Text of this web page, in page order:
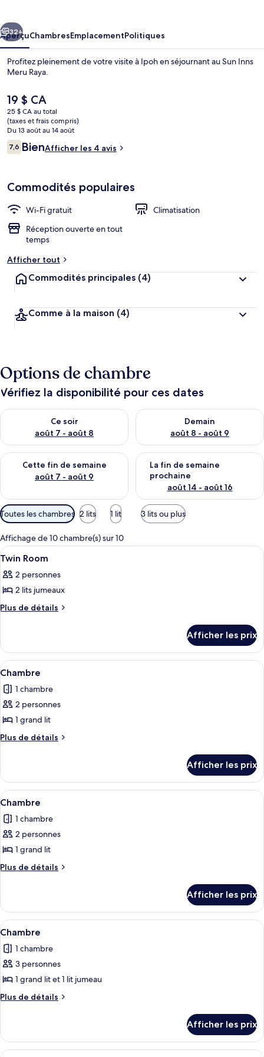
Raya
Suivant
32+
AperçuChambresEmplacementPolitiques
Profitez pleinement de votre visite à Ipoh en séjournant au Sun Inns
Meru Raya.
Le
prix
actuel
est
de 19 $ CA
19 $ CA
25 $ CA au total
(taxes et frais compris)
Du 13 août au 14 août
Avis
7,67,6 sur 10 –
BienAfficher les 4 avis
Commodités populaires
Wi-Fi gratuit
Climatisation
Réception ouverte en tout
temps
Afficher tout
Commodités principales (4)
Comme à la maison (4)
Options de chambre
Vérifiez la disponibilité pour ces dates
Ce soir
août 7 - août 8
Vérifier la disponibilité pour ce soir août 7 - août 8
Demain
août 8 - août 9
Vérifier la disponibilité pour
Cette fin de semaine
août 7 - août 9
Vérifier la disponibilité pour cette fin de semaine août 7 -
La fin de semaine
prochaine
août 14 - août 16
Vérifier la disponibilité pour
Filtres
disponibles
pour
les
chambres
Toutes les chambres 2 lits 1 lit 3 lits ou plus
Affichage de 10 chambre(s) sur 10
Afficher
toutes
les
photos
pour
de
chambre :
Twin
Room
Couette en duvet, bureau, système
5
Twin Room
2 personnes
2 lits jumeaux
Plus de détails
Plus
Twin
Room
Afficher les prix
Afficher
toutes
les
photos
pour
ce
chambre :
Chambre
Un plateau avec une tasse, des
7
Chambre
1 chambre
2 personnes
1 grand lit
Plus de détails
Plus
Chambre
Afficher les prix
Afficher
toutes
les
photos
pour
ce
chambre :
Chambre
Un plateau avec une tasse, des
7
Chambre
1 chambre
2 personnes
1 grand lit
Plus de détails
Plus
Chambre
Afficher les prix
Afficher
toutes
les
photos
pour
ce
chambre :
Chambre
Une chambre d’hôtel avec deux lits,
6
Chambre
1 chambre
3 personnes
1 grand lit et 1 lit jumeau
Plus de détails
Plus
Chambre
Afficher les prix
Une chambre d’hôtel avec deux lits,